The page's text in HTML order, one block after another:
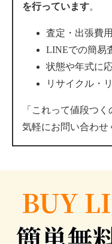
を行っています。
査定・出張費
LINEでの簡易
状態や年式に
リサイクル・
「これって値段つ
気軽にお問い合わせ